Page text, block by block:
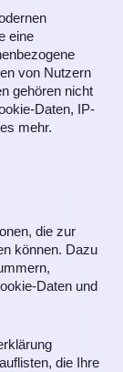
eine
von Nutzern
gehören nicht
Daten, IP-
mehr.
die zur
können. Dazu
Daten und
die Ihre